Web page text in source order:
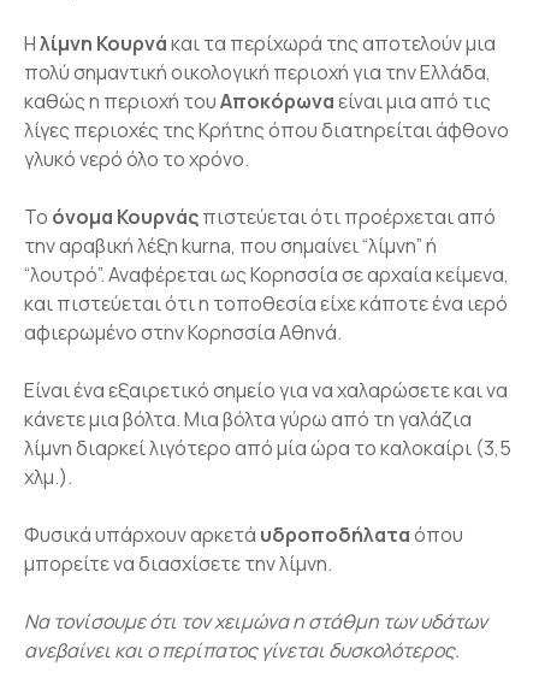
Ηλίμνη Κουρνάκαι τα περίχωρά της αποτελούν μια
πολύ σημαντική οικολογική περιοχή για την Ελλάδα,
καθώς η περιοχή τουΑποκόρωναείναι μια από τις
λίγες περιοχές της Κρήτης όπου διατηρείται άφθονο
γλυκό νερό όλο το χρόνο.
Το όνομα Κουρνάςπιστεύεται ότι προέρχεται από
την αραβική λέξη kurna, που σημαίνει “λίμνη” ή
“λουτρό”. Αναφέρεται ως Κορησσία σε αρχαία κείμενα,
και πιστεύεται ότι η τοποθεσία είχε κάποτε ένα ιερό
αφιερωμένο στην Κορησσία Αθηνά.
Είναι ένα εξαιρετικό σημείο για να χαλαρώσετε και να
κάνετε μια βόλτα. Μια βόλτα γύρω από τη γαλάζια
λίμνη διαρκεί λιγότερο από μία ώρα το καλοκαίρι (3,5
χλμ.).
Φυσικά υπάρχουν αρκετά υδροποδήλαταόπου
μπορείτε να διασχίσετε την λίμνη.
Να τονίσουμε ότι τον χειμώνα η στάθμη των υδάτων
ανεβαίνει και ο περίπατος γίνεται δυσκολότερος.